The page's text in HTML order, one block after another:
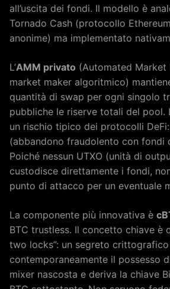
all’uscita dei fondi. Il modello è
Tornado Cash (protocollo
anonime) ma implementato
L’AMM privato (Automated Market
market maker algoritmico)
quantità di swap per ogni singolo
pubbliche le riserve totali del pool.
un rischio tipico dei protocolli
(abbandono fraudolento con fondi
Poiché nessun UTXO (unità di
custodisce direttamente i fondi,
punto di attacco per un eventuale
La componente più innovativa è
BTC trustless. Il concetto chiave è
two locks”: un segreto
contemporaneamente il possesso
mixer nascosta e deriva la chiave